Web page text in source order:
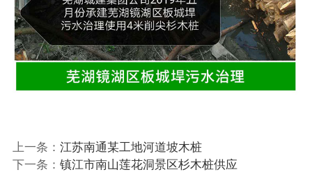
上一条： 江苏南通某工地河道坡木桩
下一条： 镇江市南山莲花洞景区杉木桩供应